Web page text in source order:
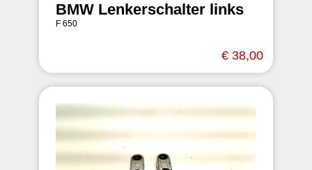
BMW Lenkerschalter links
F 650
€ 38,00